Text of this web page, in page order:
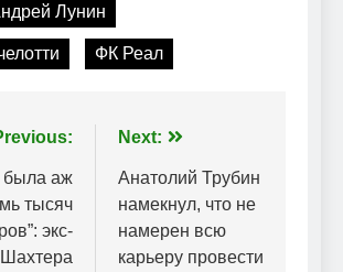
Лунин
ФК Реал
была аж
тысяч
экс-
Next:
Анатолий Трубин
намекнул, что не
намерен всю
карьеру провести